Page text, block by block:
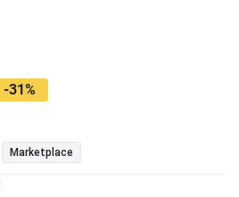
-31%
Marketplace